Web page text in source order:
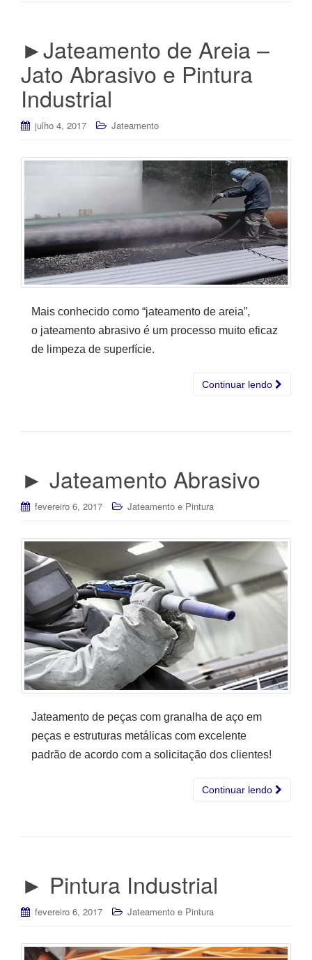
►Jateamento de Areia –
Jato Abrasivo e Pintura
Industrial
julho 4, 2017 Jateamento
Mais conhecido como “jateamento de areia”,
o jateamento abrasivo é um processo muito eficaz
de limpeza de superfície.
Continuar lendo
► Jateamento Abrasivo
fevereiro 6, 2017 Jateamento e Pintura
Jateamento de peças com granalha de aço em
peças e estruturas metálicas com excelente
padrão de acordo com a solicitação dos clientes!
Continuar lendo
► Pintura Industrial
fevereiro 6, 2017 Jateamento e Pintura